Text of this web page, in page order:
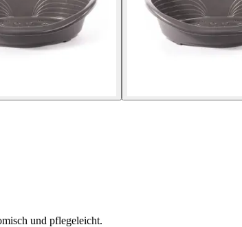
und pflegeleicht.